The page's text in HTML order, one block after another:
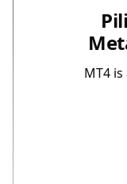
MT4